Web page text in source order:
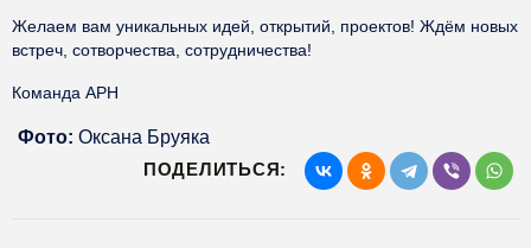
Желаем вам уникальных идей, открытий, проектов! Ждём новых
встреч, сотворчества, сотрудничества!
Команда АРН
Фото: Оксана Бруяка
ПОДЕЛИТЬСЯ: